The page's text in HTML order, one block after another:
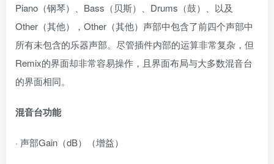
Piano（钢琴）、Bass（贝斯）、Drums（鼓）、以及
Other（其他），Other（其他）声部中包含了前四个声部中
所有未包含的乐器声部。尽管插件内部的运算非常复杂，但
Remix的界面却非常容易操作，且界面布局与大多数混音台
的界面相同。
混音台功能
· 声部Gain（dB）（增益）